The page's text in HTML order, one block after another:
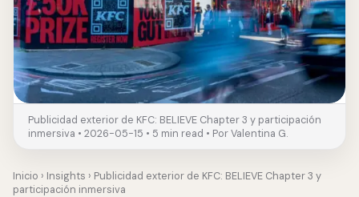
Publicidad exterior de KFC: BELIEVE Chapter 3 y participación
inmersiva • 2026-05-15 • 5 min read • Por Valentina G.
Inicio › Insights › Publicidad exterior de KFC: BELIEVE Chapter 3 y
participación inmersiva